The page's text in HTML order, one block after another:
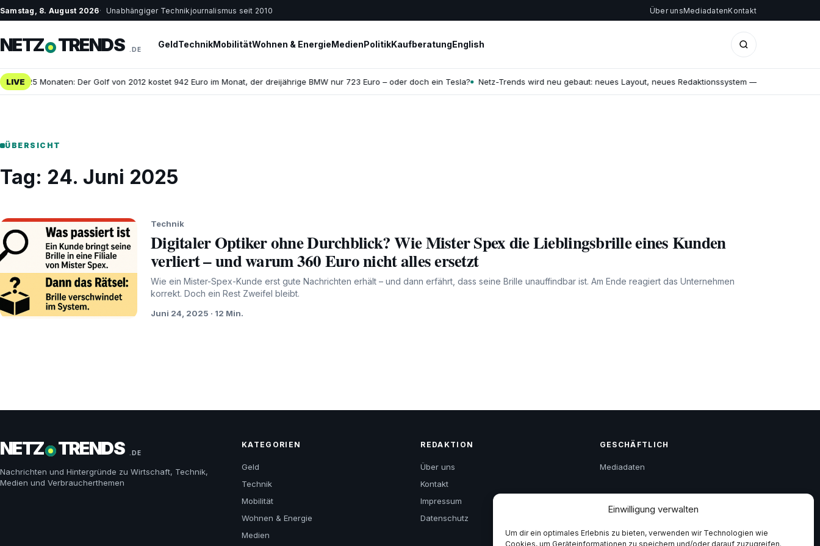
Einwilligung verwalten
Um dir ein optimales Erlebnis zu bieten, verwenden wir Technologien wie
Cookies, um Geräteinformationen zu speichern und/oder darauf zuzugreifen.
Samstag, 8. August 2026 Unabhängiger Technikjournalismus seit 2010 Über unsMediadatenKontakt
NETZ TRENDS .DE GeldTechnikMobilitätWohnen & EnergieMedienPolitikKaufberatungEnglish
LIVEin 25 Monaten: Der Golf von 2012 kostet 942 Euro im Monat, der dreijährige BMW nur 723 Euro – oder doch ein Tesla? Netz-Trends wird neu gebaut: neues Layout, neues Redaktionssystem — und ein offener
ÜBERSICHT
Tag: 24. Juni 2025
Technik
Digitaler Optiker ohne Durchblick? Wie Mister Spex die Lieblingsbrille eines Kunden
verliert – und warum 360 Euro nicht alles ersetzt
Wie ein Mister-Spex-Kunde erst gute Nachrichten erhält – und dann erfährt, dass seine Brille unauffindbar ist. Am Ende reagiert das Unternehmen
korrekt. Doch ein Rest Zweifel bleibt.
Juni 24, 2025 · 12 Min.
NETZ TRENDS .DE
Nachrichten und Hintergründe zu Wirtschaft, Technik,
Medien und Verbraucherthemen
KATEGORIEN
Geld
Technik
Mobilität
Wohnen & Energie
Medien
REDAKTION
Über uns
Kontakt
Impressum
Datenschutz
GESCHÄFTLICH
Mediadaten